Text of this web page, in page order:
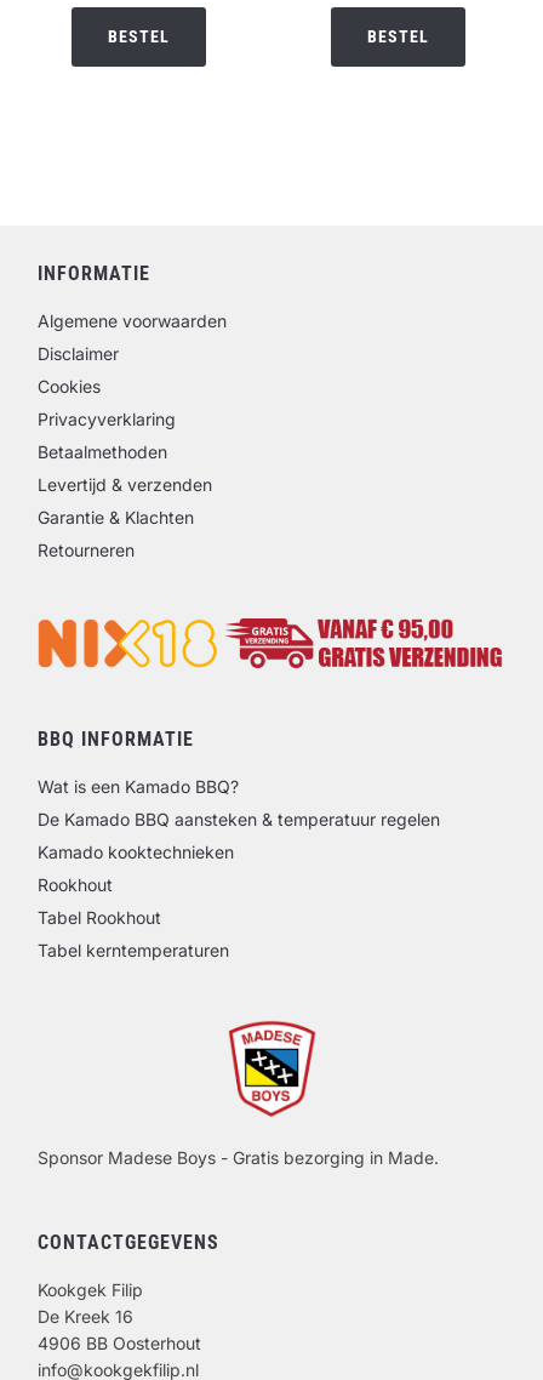
BESTEL BESTEL
INFORMATIE
Algemene voorwaarden
Disclaimer
Cookies
Privacyverklaring
Betaalmethoden
Levertijd & verzenden
Garantie & Klachten
Retourneren
BBQ INFORMATIE
Wat is een Kamado BBQ?
De Kamado BBQ aansteken & temperatuur regelen
Kamado kooktechnieken
Rookhout
Tabel Rookhout
Tabel kerntemperaturen
Sponsor Madese Boys - Gratis bezorging in Made.
CONTACTGEGEVENS
Kookgek Filip
De Kreek 16
4906 BB Oosterhout
info@kookgekfilip.nl